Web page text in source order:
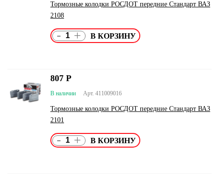
Тормозные колодки РОСДОТ передние Стандарт ВАЗ
2108
- +
Арт. 411009016
В наличии
Тормозные колодки РОСДОТ передние Стандарт ВАЗ
2101
807 Р
- +